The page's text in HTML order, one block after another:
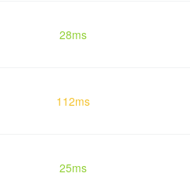
28ms
112ms
25ms